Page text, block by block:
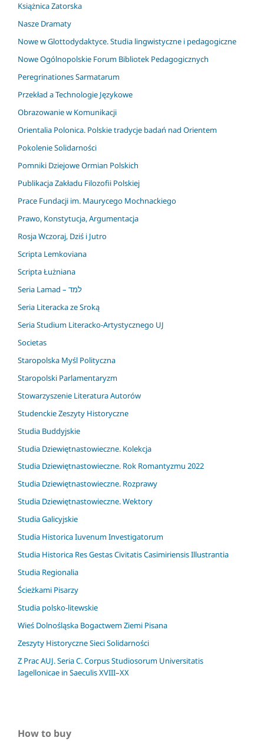
Książnica Zatorska
Nasze Dramaty
Nowe w Glottodydaktyce. Studia lingwistyczne i pedagogiczne
Nowe Ogólnopolskie Forum Bibliotek Pedagogicznych
Peregrinationes Sarmatarum
Przekład a Technologie Językowe
Obrazowanie w Komunikacji
Orientalia Polonica. Polskie tradycje badań nad Orientem
Pokolenie Solidarności
Pomniki Dziejowe Ormian Polskich
Publikacja Zakładu Filozofii Polskiej
Prace Fundacji im. Maurycego Mochnackiego
Prawo, Konstytucja, Argumentacja
Rosja Wczoraj, Dziś i Jutro
Scripta Lemkoviana
Scripta Łużniana
Seria Lamad – למד
Seria Literacka ze Sroką
Seria Studium Literacko-Artystycznego UJ
Societas
Staropolska Myśl Polityczna
Staropolski Parlamentaryzm
Stowarzyszenie Literatura Autorów
Studenckie Zeszyty Historyczne
Studia Buddyjskie
Studia Dziewiętnastowieczne. Kolekcja
Studia Dziewiętnastowieczne. Rok Romantyzmu 2022
Studia Dziewiętnastowieczne. Rozprawy
Studia Dziewiętnastowieczne. Wektory
Studia Galicyjskie
Studia Historica Iuvenum Investigatorum
Studia Historica Res Gestas Civitatis Casimiriensis Illustrantia
Studia Regionalia
Ścieżkami Pisarzy
Studia polsko-litewskie
Wieś Dolnośląska Bogactwem Ziemi Pisana
Zeszyty Historyczne Sieci Solidarności
Z Prac AUJ. Seria C. Corpus Studiosorum Universitatis
Iagellonicae in Saeculis XVIII–XX
How to buy